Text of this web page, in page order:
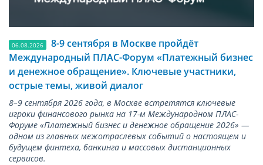
06.08.2026
8-9 сентября в Москве пройдёт
Международный ПЛАС-Форум «Платежный бизнес
и денежное обращение». Ключевые участники,
острые темы, живой диалог
8–9 сентября 2026 года, в Москве встретятся ключевые
игроки финансового рынка на 17-м Международном ПЛАС-
Форуме «Платежный бизнес и денежное обращение 2026» —
одном из главных межотраслевых событий о настоящем и
будущем финтеха, банкинга и массовых дистанционных
сервисов.